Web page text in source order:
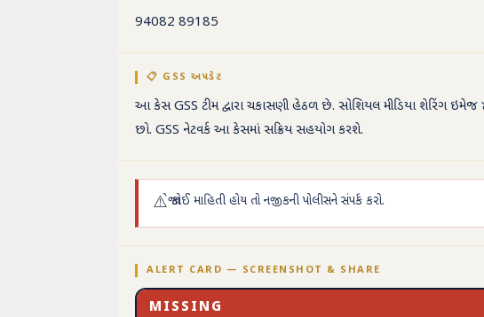
94082 89185
📋 GSS અપડેટ
આ કેસ GSS ટીમ દ્વારા ચકાસણી હેઠળ છે. સોશિયલ મીડિયા શેરિંગ ઇમેજ
છો. GSS નેટવર્ક આ કેસમાં સક્રિય સહયોગ કરશે.
⚠️જો કોઈ માહિતી હોય તો નજીકની પોલીસને સંપર્ક કરો.
ALERT CARD — SCREENSHOT & SHARE
MISSING